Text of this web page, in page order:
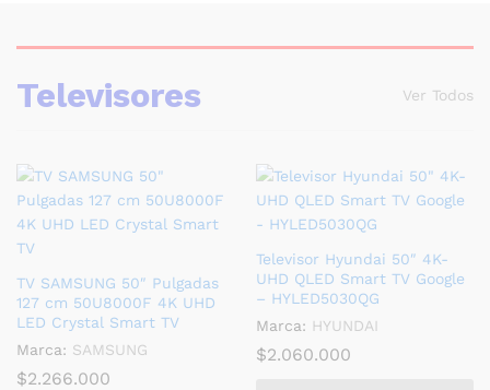
Televisores Ver Todos
TV SAMSUNG 50″ Pulgadas
127 cm 50U8000F 4K UHD
LED Crystal Smart TV
Marca: SAMSUNG
$2.266.000
Televisor Hyundai 50″ 4K-
UHD QLED Smart TV Google
– HYLED5030QG
Marca: HYUNDAI
$2.060.000